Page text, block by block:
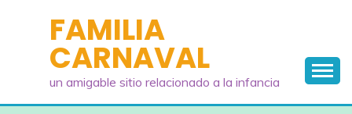
contenidoFAMILIA
CARNAVAL
un amigable sitio relacionado a la infancia